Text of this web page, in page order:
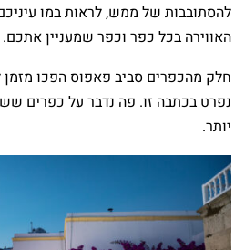
להסתובבות של ממש, לראות במו
האווירה בכל כפר וכפר שמעניין אתכם.
חלק מהכפרים סביב פאפוס הפכו מזמן
נפרט בכתבה זו. פה נדבר על כפרים
יותר.